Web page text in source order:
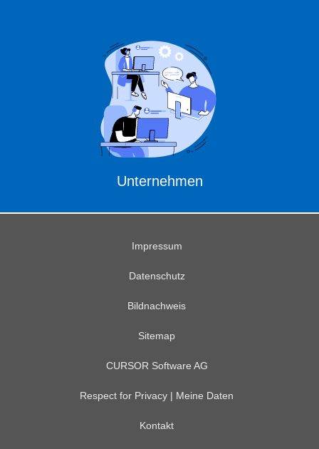
Unternehmen
Impressum
Datenschutz
Bildnachweis
Sitemap
CURSOR Software AG
Respect for Privacy | Meine Daten
Kontakt